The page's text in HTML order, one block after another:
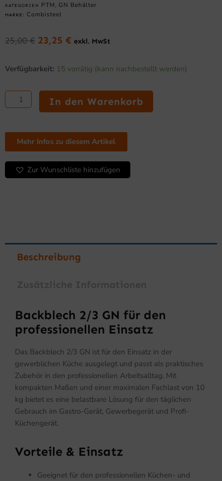
KATEGORIEN PTM GN Behälter
MARKE: Combisteel
25,00€ Ursprünglicher
war:
23,25 € Aktueller
ist:
23,25 €.
exkl. MwSt
Verfügbarkeit: 15 vorrätig (kann nachbestellt werden)
2/3
für
den
Gastronomieeinsatz
In den Warenkorb
Mehr Infos zu diesem Artikel
Zur Wunschliste hinzufügen
Beschreibung
Backblech 2/3 GN für den
professionellen Einsatz
Das Backblech 2/3 GN ist für den Einsatz in der
gewerblichen Küche ausgelegt und passt als praktisches
Zubehör in den professionellen Arbeitsalltag. Mit
kompakten Maßen und einer maximalen Fachlast von 10
kg bietet es eine belastbare Lösung für den täglichen
Gebrauch im Gastro-Gerät, Gewerbegerät und Profi-
Küchengerät.
Vorteile & Einsatz
Geeignet für den professionellen Küchen- und